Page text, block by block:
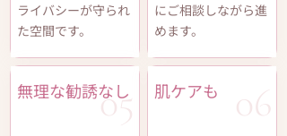
ライバシーが守られ
た空間です。
無理な勧誘なし
05​
にご相談しながら進
めます。
肌ケアも 06​